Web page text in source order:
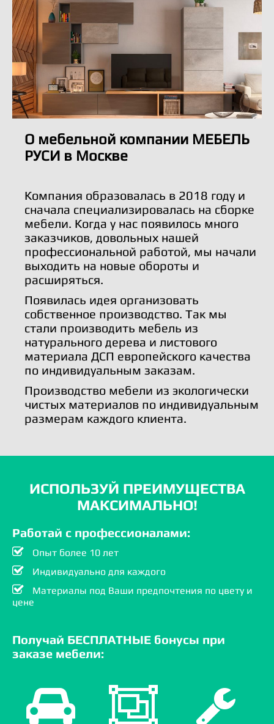
О мебельной компании МЕБЕЛЬ
РУСИ в Москве
Компания образовалась в 2018 году и
сначала специализировалась на сборке
мебели. Когда у нас появилось много
заказчиков, довольных нашей
профессиональной работой, мы начали
выходить на новые обороты и
расширяться.
Появилась идея организовать
собственное производство. Так мы
стали производить мебель из
натурального дерева и листового
материала ДСП европейского качества
по индивидуальным заказам.
Производство мебели из экологически
чистых материалов по индивидуальным
размерам каждого клиента.
ИСПОЛЬЗУЙ ПРЕИМУЩЕСТВА
МАКСИМАЛЬНО!
Работай с профессионалами:
Опыт более 10 лет
Индивидуально для каждого
Материалы под Ваши предпочтения по цвету и
цене
Получай БЕСПЛАТНЫЕ бонусы при
заказе мебели: